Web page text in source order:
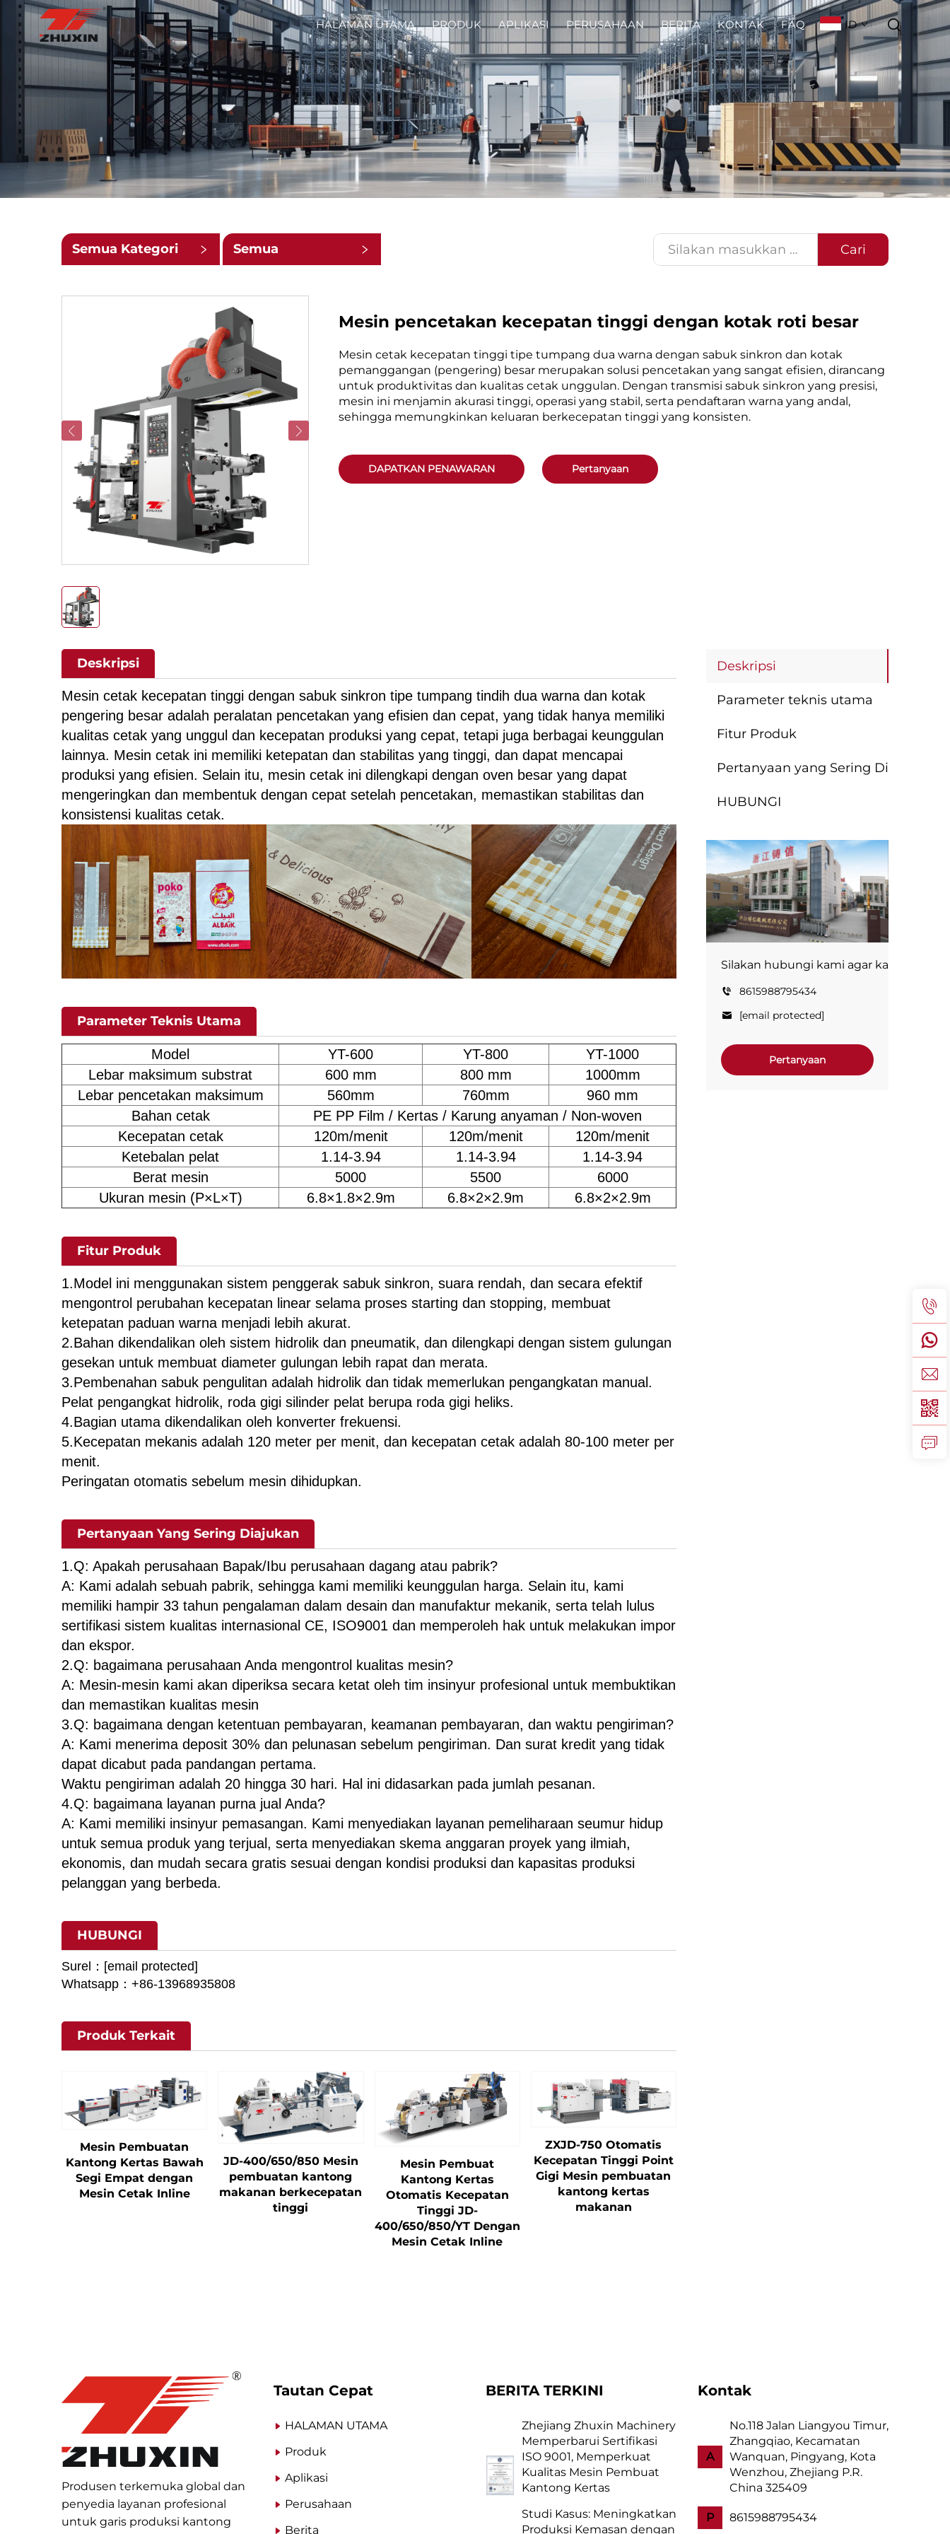
HALAMAN UTAMA PRODUK APLIKASI PERUSAHAAN BERITA KONTAK FAQ ID
Semua Kategori Semua Cari
Mesin pencetakan kecepatan tinggi dengan kotak roti besar
Mesin cetak kecepatan tinggi tipe tumpang dua warna dengan sabuk sinkron dan kotak
pemanggangan (pengering) besar merupakan solusi pencetakan yang sangat efisien, dirancang
untuk produktivitas dan kualitas cetak unggulan. Dengan transmisi sabuk sinkron yang presisi,
mesin ini menjamin akurasi tinggi, operasi yang stabil, serta pendaftaran warna yang andal,
sehingga memungkinkan keluaran berkecepatan tinggi yang konsisten.
DAPATKAN PENAWARAN Pertanyaan
Deskripsi
Parameter teknis utama
Fitur Produk
Pertanyaan yang Sering Diajukan
HUBUNGI
Silakan hubungi kami agar kami dapat
8615988795434
[email protected]
Pertanyaan
Deskripsi
Mesin cetak kecepatan tinggi dengan sabuk sinkron tipe tumpang tindih dua warna dan kotak
pengering besar adalah peralatan pencetakan yang efisien dan cepat, yang tidak hanya memiliki
kualitas cetak yang unggul dan kecepatan produksi yang cepat, tetapi juga berbagai keunggulan
lainnya. Mesin cetak ini memiliki ketepatan dan stabilitas yang tinggi, dan dapat mencapai
produksi yang efisien. Selain itu, mesin cetak ini dilengkapi dengan oven besar yang dapat
mengeringkan dan membentuk dengan cepat setelah pencetakan, memastikan stabilitas dan
konsistensi kualitas cetak.
Parameter Teknis Utama
Model YT-600 YT-800
YT-1000
Lebar maksimum substrat
600 mm 800 mm
1000mm
Lebar pencetakan maksimum
560mm 760mm
960 mm
Bahan cetak
PE PP Film / Kertas / Karung anyaman / Non-woven
Kecepatan cetak
120m/menit 120m/menit
120m/menit
Ketebalan pelat
1.14-3.94 1.14-3.94
1.14-3.94
Berat mesin
5000 5500
6000
Ukuran mesin (P×L×T)
6.8×1.8×2.9m 6.8×2×2.9m 6.8×2×2.9m
Fitur Produk
1.Model ini menggunakan sistem penggerak sabuk sinkron, suara rendah, dan secara efektif
mengontrol perubahan kecepatan linear selama proses starting dan stopping, membuat
ketepatan paduan warna menjadi lebih akurat.
2.Bahan dikendalikan oleh sistem hidrolik dan pneumatik, dan dilengkapi dengan sistem gulungan
gesekan untuk membuat diameter gulungan lebih rapat dan merata.
3.Pembenahan sabuk pengulitan adalah hidrolik dan tidak memerlukan pengangkatan manual.
Pelat pengangkat hidrolik, roda gigi silinder pelat berupa roda gigi heliks.
4.Bagian utama dikendalikan oleh konverter frekuensi.
5.Kecepatan mekanis adalah 120 meter per menit, dan kecepatan cetak adalah 80-100 meter per
menit.
Peringatan otomatis sebelum mesin dihidupkan.
Pertanyaan Yang Sering Diajukan
1.Q: Apakah perusahaan Bapak/Ibu perusahaan dagang atau pabrik?
A: Kami adalah sebuah pabrik, sehingga kami memiliki keunggulan harga. Selain itu, kami
memiliki hampir 33 tahun pengalaman dalam desain dan manufaktur mekanik, serta telah lulus
sertifikasi sistem kualitas internasional CE, ISO9001 dan memperoleh hak untuk melakukan impor
dan ekspor.
2.Q: bagaimana perusahaan Anda mengontrol kualitas mesin?
A: Mesin-mesin kami akan diperiksa secara ketat oleh tim insinyur profesional untuk membuktikan
dan memastikan kualitas mesin
3.Q: bagaimana dengan ketentuan pembayaran, keamanan pembayaran, dan waktu pengiriman?
A: Kami menerima deposit 30% dan pelunasan sebelum pengiriman. Dan surat kredit yang tidak
dapat dicabut pada pandangan pertama.
Waktu pengiriman adalah 20 hingga 30 hari. Hal ini didasarkan pada jumlah pesanan.
4.Q: bagaimana layanan purna jual Anda?
A: Kami memiliki insinyur pemasangan. Kami menyediakan layanan pemeliharaan seumur hidup
untuk semua produk yang terjual, serta menyediakan skema anggaran proyek yang ilmiah,
ekonomis, dan mudah secara gratis sesuai dengan kondisi produksi dan kapasitas produksi
pelanggan yang berbeda.
HUBUNGI
Surel： [email protected]
Whatsapp：+86-13968935808
Produk Terkait
Mesin Pembuatan
Kantong Kertas Bawah
Segi Empat dengan
Mesin Cetak Inline
JD-400/650/850 Mesin
pembuatan kantong
makanan berkecepatan
tinggi
Mesin Pembuat
Kantong Kertas
Otomatis Kecepatan
Tinggi JD-
400/650/850/YT Dengan
Mesin Cetak Inline
ZXJD-750 Otomatis
Kecepatan Tinggi Point
Gigi Mesin pembuatan
kantong kertas
makanan
Produsen terkemuka global dan
penyedia layanan profesional
untuk garis produksi kantong
Tautan Cepat
HALAMAN UTAMA
Produk
Aplikasi
Perusahaan
Berita
BERITA TERKINI
Zhejiang Zhuxin Machinery
Memperbarui Sertifikasi
ISO 9001, Memperkuat
Kualitas Mesin Pembuat
Kantong Kertas
Studi Kasus: Meningkatkan
Produksi Kemasan dengan
Kontak
A
No.118 Jalan Liangyou Timur,
Zhangqiao, Kecamatan
Wanquan, Pingyang, Kota
Wenzhou, Zhejiang P.R.
China 325409
P 8615988795434